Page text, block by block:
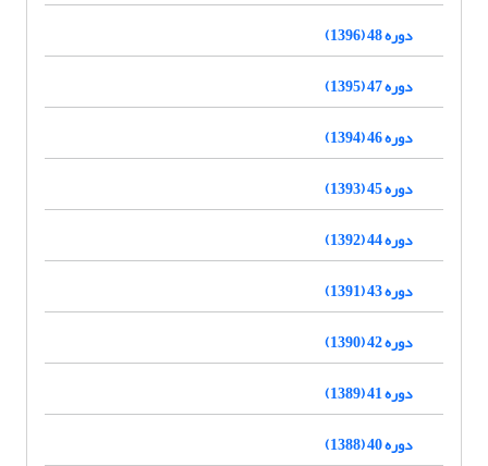
دوره 48 (1396)
دوره 47 (1395)
دوره 46 (1394)
دوره 45 (1393)
دوره 44 (1392)
دوره 43 (1391)
دوره 42 (1390)
دوره 41 (1389)
دوره 40 (1388)